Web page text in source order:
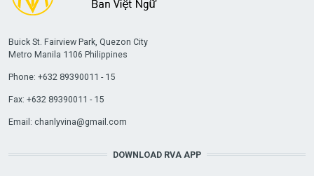
Buick St. Fairview Park, Quezon City
Metro Manila 1106 Philippines
Phone: +632 89390011 - 15
Fax: +632 89390011 - 15
Email: chanlyvina@gmail.com
DOWNLOAD RVA APP